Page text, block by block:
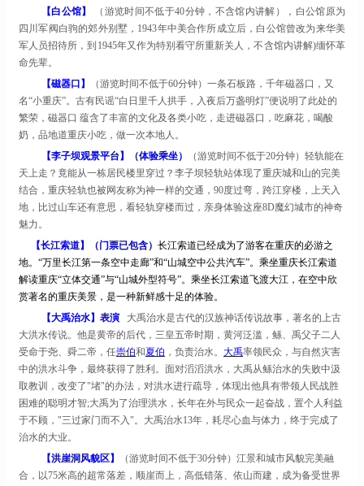
【白公馆】 （游览时间不低于40分钟，不含馆内讲解），白公馆原为
四川军阀白驹的郊外别墅， 1943年中美合作所成立后，白公馆曾改为来华美
军人员招待所，到1945年又作为特别看守所重新关人，不含馆内讲解)缅怀革
命先辈。
【磁器口 】 （游览时间不低于60分钟）一条石板路，千年磁器口，又
名“小重庆”。古有民谣“白日里千人拱手，入夜后万盏明灯”便说明了此处的
繁荣，磁器口 蕴含了丰富的文化及各类小吃，走进磁器口，吃麻花，喝酸
奶，品地道重庆小吃，做一次本地人。
【李子坝观景平台】 （体验乘坐） （游览时间不低于20分钟）轻轨能在
天上走？竟能从一栋居民楼里穿过？李子坝轻轨站体现了重庆城和山的完美
结合，重庆轻轨也被网友称为神一样的交通，90度过弯，跨江穿楼，上天入
地，比过山车还有意思，看轻轨穿楼而过，亲身体验这座8D魔幻城市的神奇
魅力。
【长江索道】（门票已包含） 长江索道已经成为了游客在重庆的必游之
地。 “万里长江第一条空中走廊”和“山城空中公共汽车”。乘坐重庆长江索道
解读重庆“立体交通”与“山城外型符号”。乘坐长江索道飞渡大江，在空中欣
赏著名的重庆美景，是一种新鲜感十足的体验。
【大禹治水】表演
大禹治水是古代的汉族神话传说故事，著名的上古
大洪水传说。他是黄帝的后代，三皇五帝时期，黄河泛滥，鲧、禹父子二人
受命于尧、舜二帝，任崇伯和夏伯 ，负责治水。 大禹率领民众，与自然灾害
中的洪水斗争，最终获得了胜利。面对滔滔洪水，大禹从鲧治水的失败中汲
取教训，改变了"堵"的办法，对洪水进行疏导，体现出他具有带领人民战胜
困难的聪明才智;大禹为了治理洪水，长年在外与民众一起奋战，置个人利益
于不顾，"三过家门而不入"。大禹治水13年，耗尽心血与体力，终于完成了
治水的大业。
【洪崖洞风貌区】
（游览时间不低于30分钟）江景和城市风貌完美融
合，以75米高的超常落差，顺崖而上，高低错落、依山而建，成为备受世界